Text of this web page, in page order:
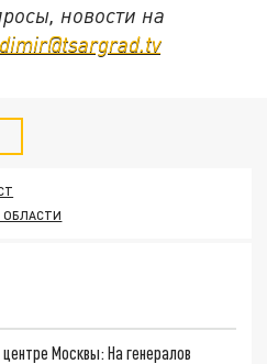
новости на
Москвы: На генералов